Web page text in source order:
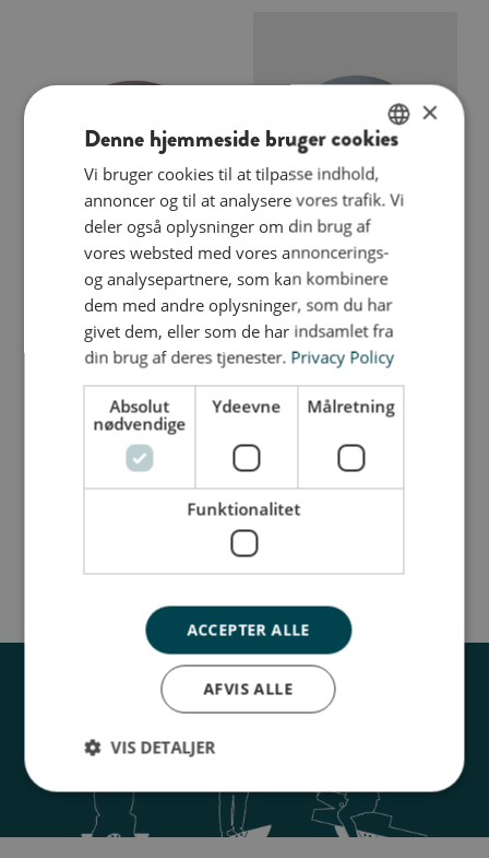
Skildpadde Vintage Rose
849,00 kr.
Tilføj til kurv
Skildpadde Cloudy blue
849,00
Tilføj til kurv
Skildpadde Blue
ENGLISH
DANISH
×
Denne hjemmeside bruger cookies
Vi bruger cookies til at tilpasse indhold,
annoncer og til at analysere vores trafik. Vi
deler også oplysninger om din brug af
vores websted med vores annoncerings-
og analysepartnere, som kan kombinere
dem med andre oplysninger, som du har
givet dem, eller som de har indsamlet fra
din brug af deres tjenester. Privacy Policy
Absolut
nødvendige
Ydeevne Målretning
Funktionalitet
ACCEPTER ALLE
AFVIS ALLE
VIS DETALJER